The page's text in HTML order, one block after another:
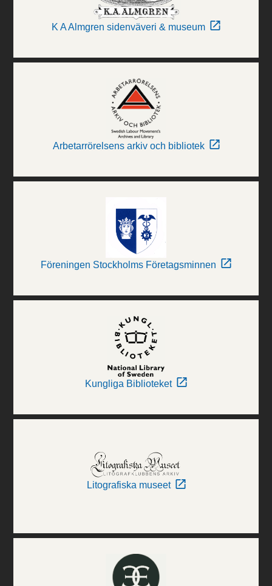
K A Almgren sidenväveri & museum
Arbetarrörelsens arkiv och bibliotek
Föreningen Stockholms Företagsminnen
Kungliga Biblioteket
Litografiska museet